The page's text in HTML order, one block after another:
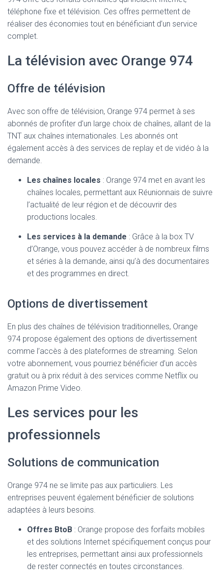
téléphone fixe et télévision. Ces offres permettent de
réaliser des économies tout en bénéficiant d’un service
complet.
La télévision avec Orange 974
Offre de télévision
Avec son offre de télévision, Orange 974 permet à ses
abonnés de profiter d’un large choix de chaînes, allant de la
TNT aux chaînes internationales. Les abonnés ont
également accès à des services de replay et de vidéo à la
demande.
Les chaînes locales : Orange 974 met en avant les
chaînes locales, permettant aux Réunionnais de suivre
l’actualité de leur région et de découvrir des
productions locales.
Les services à la demande : Grâce à la box TV
d’Orange, vous pouvez accéder à de nombreux films
et séries à la demande, ainsi qu’à des documentaires
et des programmes en direct.
Options de divertissement
En plus des chaînes de télévision traditionnelles, Orange
974 propose également des options de divertissement
comme l’accès à des plateformes de streaming. Selon
votre abonnement, vous pourriez bénéficier d’un accès
gratuit ou à prix réduit à des services comme Netflix ou
Amazon Prime Video.
Les services pour les
professionnels
Solutions de communication
Orange 974 ne se limite pas aux particuliers. Les
entreprises peuvent également bénéficier de solutions
adaptées à leurs besoins.
Offres BtoB : Orange propose des forfaits mobiles
et des solutions Internet spécifiquement conçus pour
les entreprises, permettant ainsi aux professionnels
de rester connectés en toutes circonstances.